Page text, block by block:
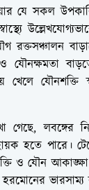
যে সকল
রক্তসঞ্চালন
যৌনক্ষমতা
খেলে
গেছে, লবঙ্গের
হতে পারে।
ও যৌন
হরমোনের